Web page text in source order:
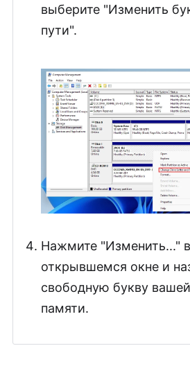
выберите "Изменить
пути".
Нажмите "Изменить..."
открывшемся окне и
свободную букву
памяти.